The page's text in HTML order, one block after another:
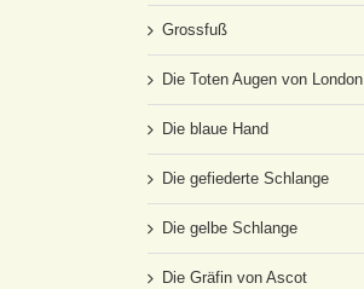
Grossfuß
Die Toten Augen von London
Die blaue Hand
Die gefiederte Schlange
Die gelbe Schlange
Die Gräfin von Ascot